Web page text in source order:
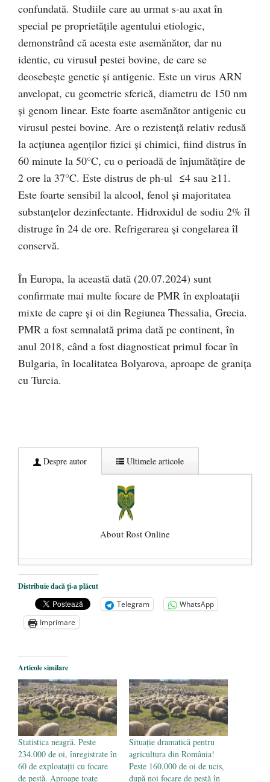
confundată. Studiile care au urmat s-au axat în
special pe proprietăţile agentului etiologic,
demonstrând că acesta este asemănător, dar nu
identic, cu virusul pestei bovine, de care se
deosebeşte genetic şi antigenic. Este un virus ARN
anvelopat, cu geometrie sferică, diametru de 150 nm
şi genom linear. Este foarte asemănător antigenic cu
virusul pestei bovine. Are o rezistenţă relativ redusă
la acţiunea agenţilor fizici şi chimici, fiind distrus în
60 minute la 50°C, cu o perioadă de înjumătăţire de
2 ore la 37°C. Este distrus de ph-ul ≤4 sau ≥11.
Este foarte sensibil la alcool, fenol şi majoritatea
substanţelor dezinfectante. Hidroxidul de sodiu 2% îl
distruge în 24 de ore. Refrigerarea şi congelarea îl
conservă.
În Europa, la această dată (20.07.2024) sunt
confirmate mai multe focare de PMR în exploatații
mixte de capre și oi din Regiunea Thessalia, Grecia.
PMR a fost semnalată prima dată pe continent, în
anul 2018, când a fost diagnosticat primul focar în
Bulgaria, în localitatea Bolyarova, aproape de graniţa
cu Turcia.
Despre autor Ultimele articole
About Rost Online
Dezvăluiri cutremurătoare despre
președintele Ucrainei, Volodymyr
Zelensky
- 13 mai 2026
Statul care servește Națiunea
Legea Vexler produce efecte. Bustul
poetului Octavian Goga, înlăturat din Iași
- 16 aprilie 2026
Distribuie dacă ți-a plăcut
Telegram
WhatsApp
Imprimare
Articole similare
Statistica neagră. Peste
234.000 de oi, înregistrate în
60 de exploatații cu focare
de pestă. Aproape toate
Situație dramatică pentru
agricultura din România!
Peste 160.000 de oi de ucis,
după noi focare de pestă în